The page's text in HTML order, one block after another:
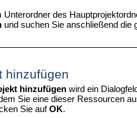
des
und suchen Sie anschließend die
hinzufügen
hinzufügenwird ein
Sie eine dieser Ressourcen
Sie aufOK.